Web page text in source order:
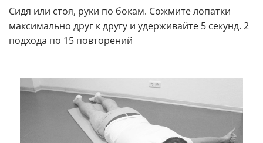
Сидя или стоя, руки по бокам. Сожмите лопатки
максимально друг к другу и удерживайте 5 секунд. 2
подхода по 15 повторений